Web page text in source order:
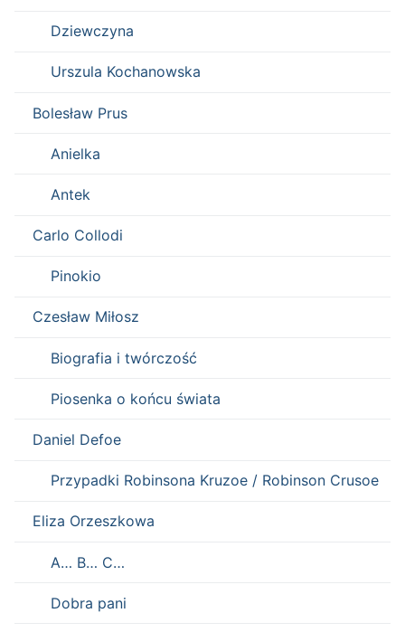
Dziewczyna
Urszula Kochanowska
Bolesław Prus
Anielka
Antek
Carlo Collodi
Pinokio
Czesław Miłosz
Biografia i twórczość
Piosenka o końcu świata
Daniel Defoe
Przypadki Robinsona Kruzoe / Robinson Crusoe
Eliza Orzeszkowa
A… B… C…
Dobra pani